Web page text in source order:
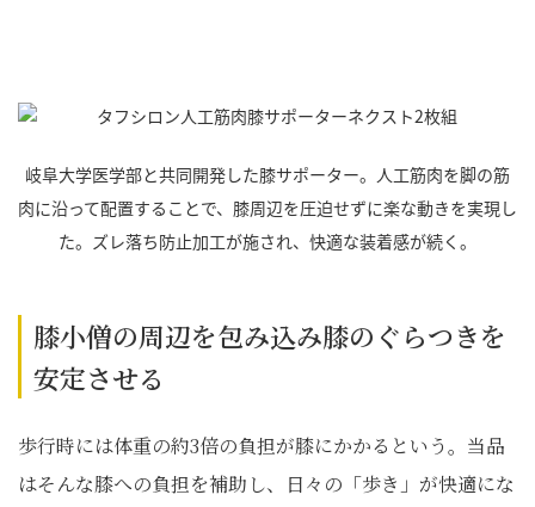
岐阜大学医学部と共同開発した膝サポーター。人工筋肉を脚の筋
肉に沿って配置することで、膝周辺を圧迫せずに楽な動きを実現し
た。ズレ落ち防止加工が施され、快適な装着感が続く。
膝小僧の周辺を包み込み膝のぐらつきを
安定させる
歩行時には体重の約3倍の負担が膝にかかるという。当品
はそんな膝への負担を補助し、日々の「歩き」が快適にな